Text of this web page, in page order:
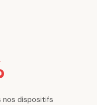
nos dispositifs